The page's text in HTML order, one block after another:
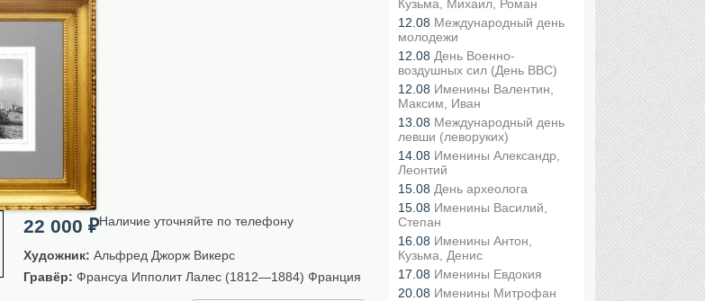
22 000₽Наличие уточняйте по телефону
Художник: Альфрeд Джорж Викерс
Гравёр: Франсуа Ипполит Лалес (1812—1884) Франция
Кузьма, Михаил, Роман
12.08 Международный день
молодежи
12.08 День Военно-
воздушных сил (День ВВС)
12.08 Именины Валентин,
Максим, Иван
13.08 Международный день
левши (леворуких)
14.08 Именины Александр,
Леонтий
15.08 День археолога
15.08 Именины Василий,
Степан
16.08 Именины Антон,
Кузьма, Денис
17.08 Именины Евдокия
20.08 Именины Митрофан